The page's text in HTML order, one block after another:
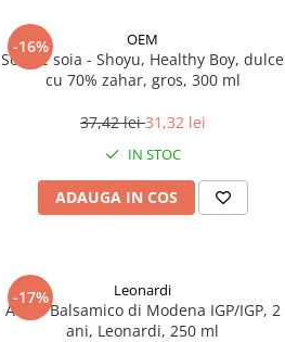
-16% OEM
Sos de soia - Shoyu, Healthy Boy, dulce
cu 70% zahar, gros, 300 ml
37,42 lei31,32 lei
IN STOC
ADAUGA IN COS
-17% Leonardi
Aceto Balsamico di Modena IGP/IGP, 2
ani, Leonardi, 250 ml